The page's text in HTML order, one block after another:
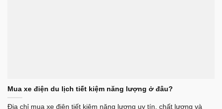
Mua xe điện du lịch tiết kiệm năng lượng ở đâu?
Địa chỉ mua xe điện tiết kiệm năng lượng uy tín, chất lượng và